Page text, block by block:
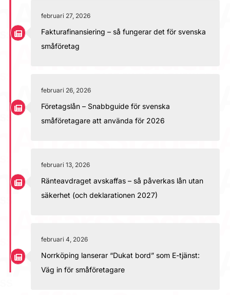
februari 27, 2026
Fakturafinansiering – så fungerar det för svenska
småföretag
februari 26, 2026
Företagslån – Snabbguide för svenska
småföretagare att använda för 2026
februari 13, 2026
Ränteavdraget avskaffas – så påverkas lån utan
säkerhet (och deklarationen 2027)
februari 4, 2026
Norrköping lanserar “Dukat bord” som E-tjänst:
Väg in för småföretagare